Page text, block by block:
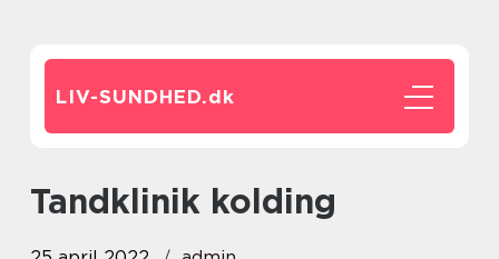
LIV-SUNDHED.dk
Tandklinik kolding